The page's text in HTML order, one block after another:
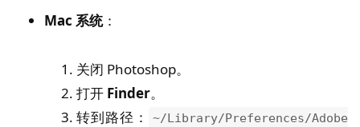
Mac 系统：
关闭 Photoshop。
打开 Finder。
转到路径：
~/Library/Preferences/Adobe